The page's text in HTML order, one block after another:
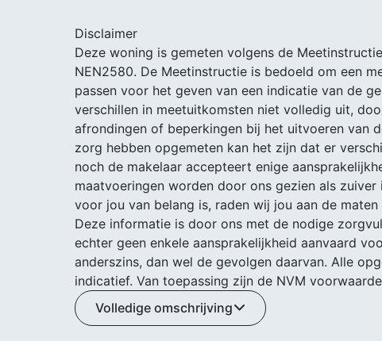
Disclaimer
Deze woning is gemeten volgens de
NEN2580. De Meetinstructie is bedoeld om een
passen voor het geven van een indicatie van de
verschillen in meetuitkomsten niet volledig uit,
afrondingen of beperkingen bij het uitvoeren van
zorg hebben opgemeten kan het zijn dat er
noch de makelaar accepteert enige
maatvoeringen worden door ons gezien als
voor jou van belang is, raden wij jou aan de
Deze informatie is door ons met de nodige
echter geen enkele aansprakelijkheid aanvaard
anderszins, dan wel de gevolgen daarvan. Alle
indicatief. Van toepassing zijn de NVM
Volledige omschrijving